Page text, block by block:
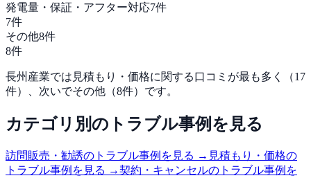
発電量・保証・アフター対応7件
7件
その他8件
8件
長州産業では 見積もり・価格に関する口コミが最も多く（17
件）、次いでその他 （8件）です。
カテゴリ別のトラブル事例を見る
訪問販売・勧誘のトラブル事例を見る → 見積もり・価格の
トラブル事例を見る →契約・キャンセルのトラブル事例を